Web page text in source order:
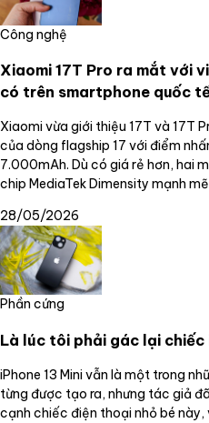
Công nghệ
Xiaomi 17T Pro ra mắt với
có trên smartphone quốc
Xiaomi vừa giới thiệu 17T và 17T
của dòng flagship 17 với điểm
7.000mAh. Dù có giá rẻ hơn, hai
chip MediaTek Dimensity mạnh
28/05/2026
Phần cứng
Là lúc tôi phải gác lại chiếc
iPhone 13 Mini vẫn là một trong
từng được tạo ra, nhưng tác giả
cạnh chiếc điện thoại nhỏ bé